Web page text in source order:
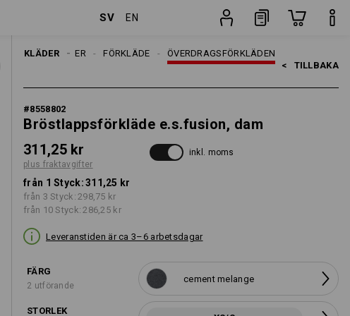
SV EN
KLÄDER ÖVERDRAGSFÖRKLÄDEN
FÖRKLÄDE
DAMER
< TILLBAKA
#8558802
Bröstlappsförkläde e.s.fusion, dam
311,25 kr
plus fraktavgifter
inkl. moms
från 1 Styck:311,25 kr
från 3 Styck: 298,75 kr
från 10 Styck: 286,25 kr
Leveranstiden är ca 3–6 arbetsdagar
FÄRG
2 utförande
cement melange
STORLEK